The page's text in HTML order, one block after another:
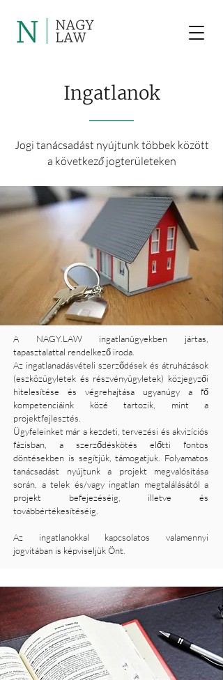
Ingatlanok
Jogi tanácsadást nyújtunk többek között
a következőjogterületeken
A NAGY.LAW ingatlanügyekben jártas,
tapasztalattal rendelkező iroda.
Az ingatlanadásvételi szerződések és átruházások
(eszközügyletek és részvényügyletek) közjegyzői
hitelesítése és végrehajtása ugyanúgy a fő
kompetenciáink közé tartozik, mint a
projektfejlesztés.
Ügyfeleinket már a kezdeti, tervezési és akvizíciós
fázisban, a szerződéskötés előtti fontos
döntésekben is segítjük, támogatjuk. Folyamatos
tanácsadást nyújtunk a projekt megvalósítása
során, a telek és/vagy ingatlan megtalálásától a
projekt befejezéséig, illetve és
továbbértékesítéséig.
Az ingatlanokkal kapcsolatos valamennyi
jogvitában is képviseljük Önt.